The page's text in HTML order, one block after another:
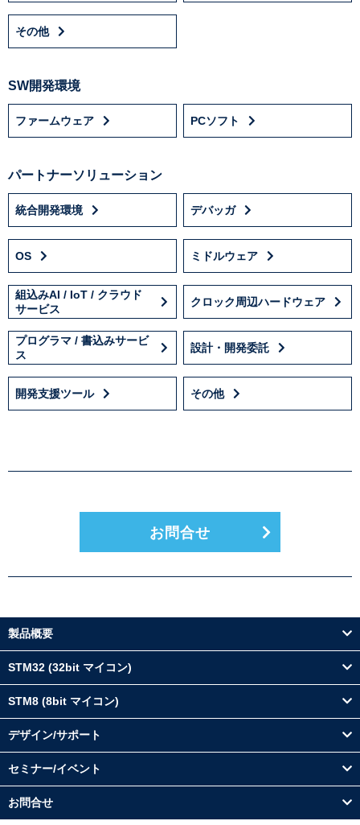
その他
SW開発環境
ファームウェア PCソフト
パートナーソリューション
統合開発環境 デバッガ
OS ミドルウェア
組込みAI / IoT / クラウド
サービス
クロック周辺ハードウェア
プログラマ / 書込みサービ
ス
設計・開発委託
開発支援ツール その他
お問合せ
製品概要
STM32 (32bit マイコン)
STM8 (8bit マイコン)
デザイン/サポート
セミナー/イベント
お問合せ